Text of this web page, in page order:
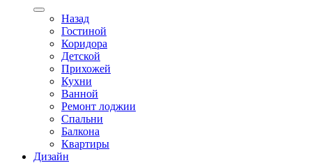
Назад
Гостиной
Коридора
Детской
Прихожей
Кухни
Ванной
Ремонт лоджии
Спальни
Балкона
Квартиры
Дизайн